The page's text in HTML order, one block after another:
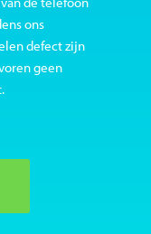
ons
defect zijn
geen